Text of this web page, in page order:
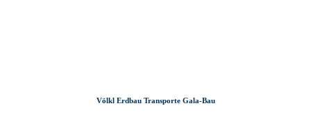
Völkl Erdbau Transporte Gala-Bau